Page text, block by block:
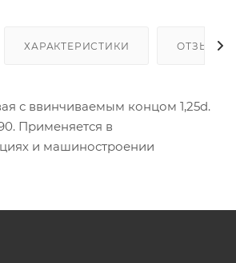
ХАРАКТЕРИСТИКИ ОТЗЫВЫ
с ввинчиваемым концом 1,25d.
Применяется в
и машиностроении